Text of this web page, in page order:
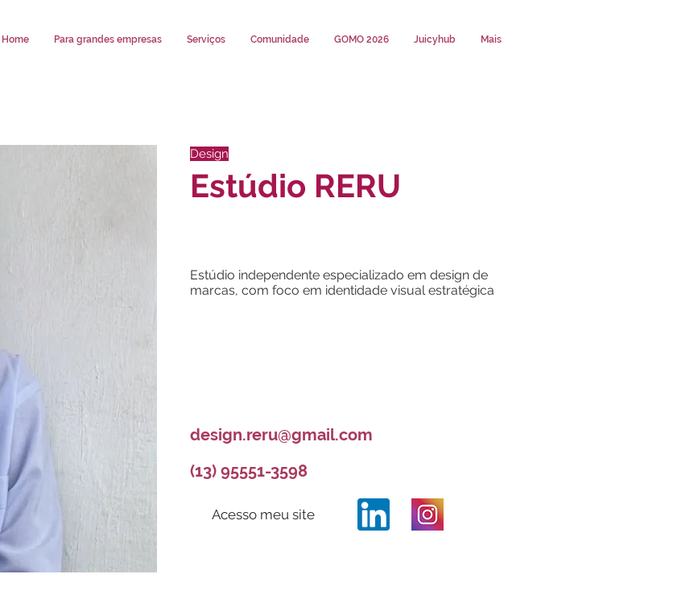
Home Para grandes empresas Serviços Comunidade GOMO 2026 Juicyhub Mais
Design
Estúdio RERU
Estúdio independente especializado em design de
marcas, com foco em identidade visual estratégica
design.reru@gmail.com
(13) 95551-3598
Acesso meu site